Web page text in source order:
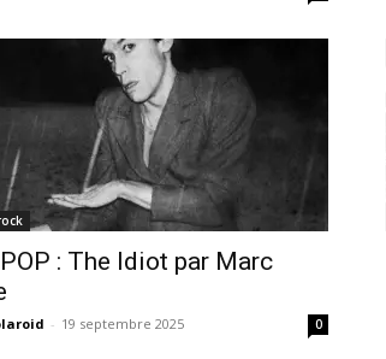
POP : The Idiot par Marc
- 19 septembre 2025 0